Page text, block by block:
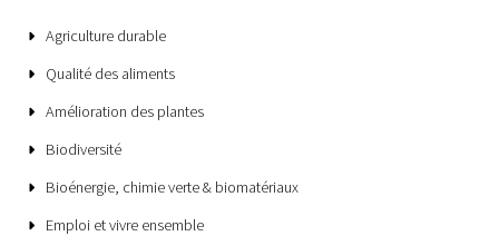
Agriculture durable
Qualité des aliments
Amélioration des plantes
Biodiversité
Bioénergie, chimie verte & biomatériaux
Emploi et vivre ensemble